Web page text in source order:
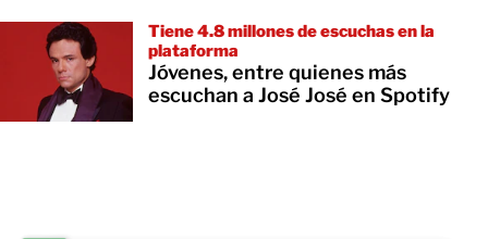
Tiene 4.8 millones de escuchas en la
plataforma
Jóvenes, entre quienes más
escuchan a José José en Spotify